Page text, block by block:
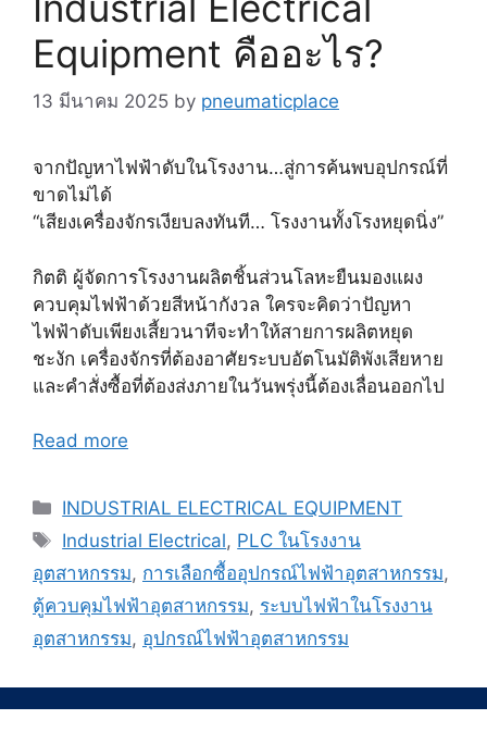
Equipment คืออะไร?
13 มีนาคม 2025 by pneumaticplace
จากปัญหาไฟฟ้าดับในโรงงาน…สู่การค้นพบอุปกรณ์ที่
ขาดไม่ได้
“เสียงเครื่องจักรเงียบลงทันที… โรงงานทั้งโรงหยุดนิ่ง”
กิตติ ผู้จัดการโรงงานผลิตชิ้นส่วนโลหะยืนมองแผง
ควบคุมไฟฟ้าด้วยสีหน้ากังวล ใครจะคิดว่าปัญหา
ไฟฟ้าดับเพียงเสี้ยวนาทีจะทำให้สายการผลิตหยุด
ชะงัก เครื่องจักรที่ต้องอาศัยระบบอัตโนมัติพังเสียหาย
และคำสั่งซื้อที่ต้องส่งภายในวันพรุ่งนี้ต้องเลื่อนออกไป
Read more
Categories
INDUSTRIAL ELECTRICAL EQUIPMENT
Tags
Industrial Electrical, PLC ในโรงงาน
อุตสาหกรรม, การเลือกซื้ออุปกรณ์ไฟฟ้าอุตสาหกรรม,
ตู้ควบคุมไฟฟ้าอุตสาหกรรม, ระบบไฟฟ้าในโรงงาน
อุตสาหกรรม, อุปกรณ์ไฟฟ้าอุตสาหกรรม